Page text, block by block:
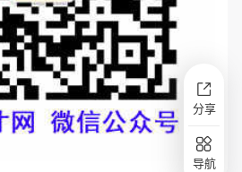
分享
导航